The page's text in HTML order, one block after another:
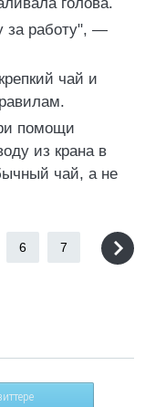
за работу", —
чай и
помощи
из крана в
чай, а не
6 7